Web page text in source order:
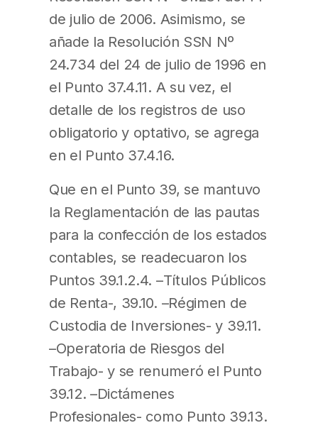
de julio de 2006. Asimismo, se
añade la Resolución SSN Nº
24.734 del 24 de julio de 1996 en
el Punto 37.4.11. A su vez, el
detalle de los registros de uso
obligatorio y optativo, se agrega
en el Punto 37.4.16.
Que en el Punto 39, se mantuvo
la Reglamentación de las pautas
para la confección de los estados
contables, se readecuaron los
Puntos 39.1.2.4. –Títulos Públicos
de Renta-, 39.10. –Régimen de
Custodia de Inversiones- y 39.11.
–Operatoria de Riesgos del
Trabajo- y se renumeró el Punto
39.12. –Dictámenes
Profesionales- como Punto 39.13.